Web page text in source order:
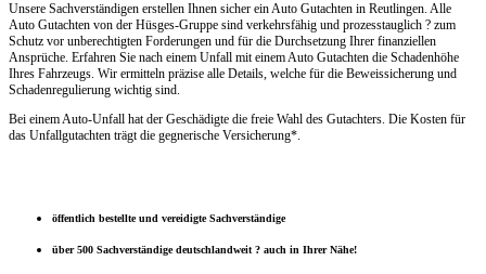
Unsere Sachverständigen erstellen Ihnen sicher ein Auto Gutachten in Reutlingen. Alle
Auto Gutachten von der Hüsges-Gruppe sind verkehrsfähig und prozesstauglich ? zum
Schutz vor unberechtigten Forderungen und für die Durchsetzung Ihrer finanziellen
Ansprüche. Erfahren Sie nach einem Unfall mit einem Auto Gutachten die Schadenhöhe
Ihres Fahrzeugs. Wir ermitteln präzise alle Details, welche für die Beweissicherung und
Schadenregulierung wichtig sind.
Bei einem Auto-Unfall hat der Geschädigte die freie Wahl des Gutachters. Die Kosten für
das Unfallgutachten trägt die gegnerische Versicherung*.
öffentlich bestellte und vereidigte Sachverständige
über 500 Sachverständige deutschlandweit ? auch in Ihrer Nähe!